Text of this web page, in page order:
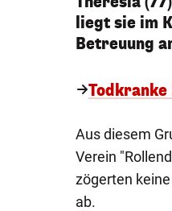
liegt sie im
Betreuung
Aus diesem
Verein
zögerten
ab.